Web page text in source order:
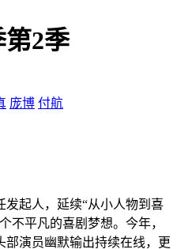
2季
庞博 付航
起人，延续“从小人物到喜
不平凡的喜剧梦想。今年，
演员幽默输出持续在线，更